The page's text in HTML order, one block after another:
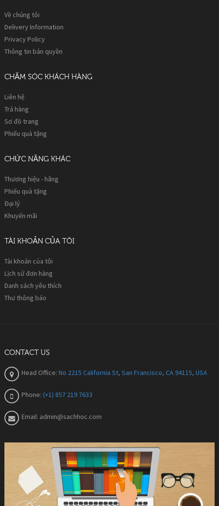
Về chúng tôi
Delivery Information
Privacy Policy
Thông tin bản quyền
CHĂM SÓC KHÁCH HÀNG
Liên hệ
Trả hàng
Sơ đồ trang
Phiếu quà tặng
CHỨC NĂNG KHÁC
Thương hiệu - hãng
Phiếu quà tặng
Đại lý
Khuyến mãi
TÀI KHOẢN CỦA TÔI
Tài khoản của tôi
Lịch sử đơn hàng
Danh sách yêu thích
Thư thông báo
CONTACT US
Head Office: No 2215 California St, San Francisco, CA 94115, USA
Phone: (+1) 857 219 7633
Email: admin@sachhoc.com